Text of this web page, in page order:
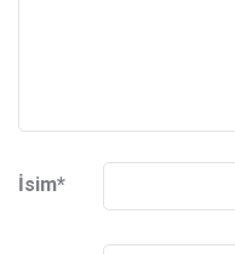
İsim*